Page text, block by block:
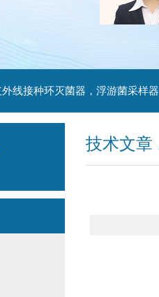
技术文章